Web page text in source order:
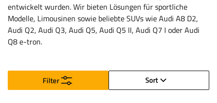
entwickelt wurden. Wir bieten Lösungen für sportliche
Modelle, Limousinen sowie beliebte SUVs wie Audi A8 D2,
Audi Q2, Audi Q3, Audi Q5, Audi Q5 II, Audi Q7 I oder Audi
Q8 e-tron.
Sort
Filter